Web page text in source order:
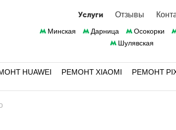
Услуги Отзывы
Минская Дарница Осокорки
Шулявская
HUAWEI РЕМОНТ XIAOMI РЕМОНТ